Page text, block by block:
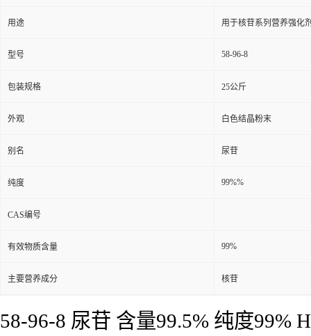
用途 用于核苷系列营养强化
型号 58-96-8
包装规格 25公斤
外观 白色结晶粉末
别名 尿苷
纯度 99%%
CAS编号
有效物质含量 99%
主要营养成分 核苷
58-96-8 尿苷 含量99.5% 纯度99%